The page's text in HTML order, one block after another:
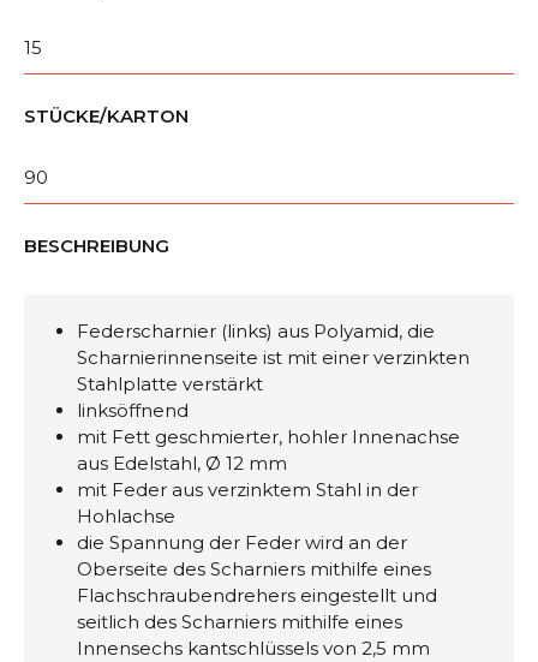
15
STÜCKE/KARTON
90
BESCHREIBUNG
Federscharnier (links) aus Polyamid, die
Scharnierinnenseite ist mit einer verzinkten
Stahlplatte verstärkt
linksöffnend
mit Fett geschmierter, hohler Innenachse
aus Edelstahl, Ø 12 mm
mit Feder aus verzinktem Stahl in der
Hohlachse
die Spannung der Feder wird an der
Oberseite des Scharniers mithilfe eines
Flachschraubendrehers eingestellt und
seitlich des Scharniers mithilfe eines
Innensechs kantschlüssels von 2,5 mm